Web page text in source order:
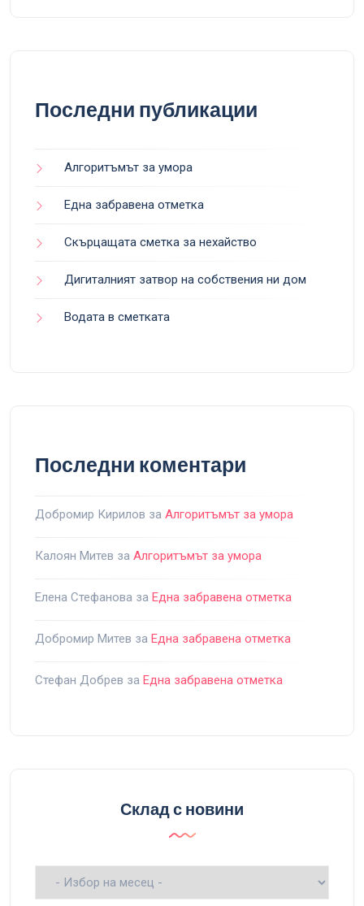
Последни публикации
Алгоритъмът за умора
Една забравена отметка
Скърцащата сметка за нехайство
Дигиталният затвор на собствения ни дом
Водата в сметката
Последни коментари
Добромир Кирилов за Алгоритъмът за умора
Калоян Митев за Алгоритъмът за умора
Елена Стефанова за Една забравена отметка
Добромир Митев за Една забравена отметка
Стефан Добрев за Една забравена отметка
Склад с новини
Склад